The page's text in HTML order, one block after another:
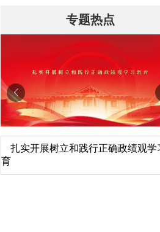
专题热点
北京大学管理质效年